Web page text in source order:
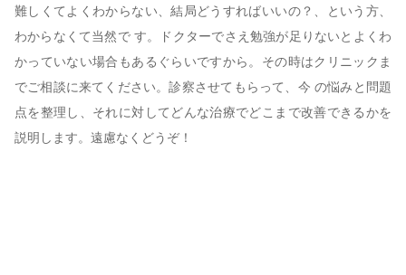
難しくてよくわからない、結局どうすればいいの？、という方、
わからなくて当然で す。ドクターでさえ勉強が足りないとよくわ
かっていない場合もあるぐらいですから。その時はクリニックま
でご相談に来てください。診察させてもらって、今 の悩みと問題
点を整理し、それに対してどんな治療でどこまで改善できるかを
説明します。遠慮なくどうぞ！